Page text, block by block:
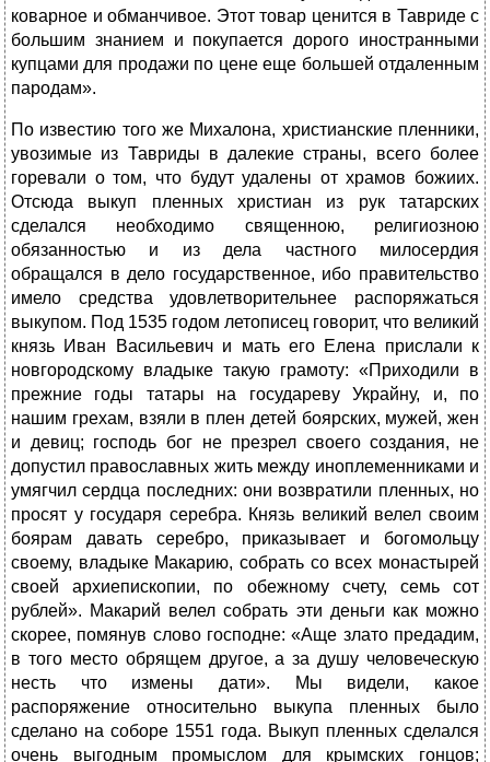
коварное и обманчивое. Этот товар ценится в Тавриде с
большим знанием и покупается дорого иностранными
купцами для продажи по цене еще большей отдаленным
пародам».
По известию того же Михалона, христианские пленники,
увозимые из Тавриды в далекие страны, всего более
горевали о том, что будут удалены от храмов божиих.
Отсюда выкуп пленных христиан из рук татарских
сделался необходимо священною, религиозною
обязанностью и из дела частного милосердия
обращался в дело государственное, ибо правительство
имело средства удовлетворительнее распоряжаться
выкупом. Под 1535 годом летописец говорит, что великий
князь Иван Васильевич и мать его Елена прислали к
новгородскому владыке такую грамоту: «Приходили в
прежние годы татары на государеву Украйну, и, по
нашим грехам, взяли в плен детей боярских, мужей, жен
и девиц; господь бог не презрел своего создания, не
допустил православных жить между иноплеменниками и
умягчил сердца последних: они возвратили пленных, но
просят у государя серебра. Князь великий велел своим
боярам давать серебро, приказывает и богомольцу
своему, владыке Макарию, собрать со всех монастырей
своей архиепископии, по обежному счету, семь сот
рублей». Макарий велел собрать эти деньги как можно
скорее, помянув слово господне: «Аще злато предадим,
в того место обрящем другое, а за душу человеческую
несть что измены дати». Мы видели, какое
распоряжение относительно выкупа пленных было
сделано на соборе 1551 года. Выкуп пленных сделался
очень выгодным промыслом для крымских гонцов;